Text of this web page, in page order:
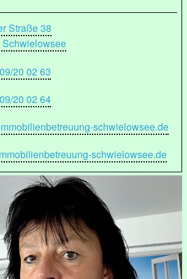
Straße 38
Schwielowsee
20 02 63
20 02 64
schwielowsee.de
schwielowsee.de